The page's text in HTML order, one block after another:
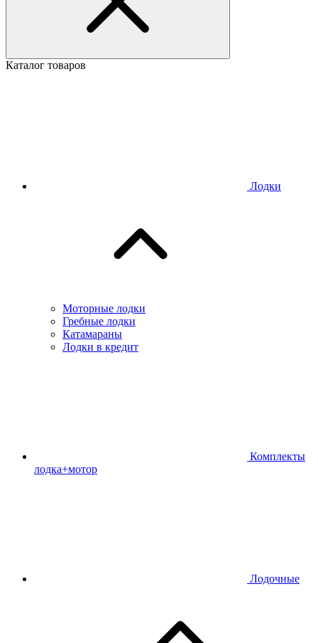
Каталог товаров
Лодки
Моторные лодки
Гребные лодки
Катамараны
Лодки в кредит
Комплекты
лодка+мотор
Лодочные